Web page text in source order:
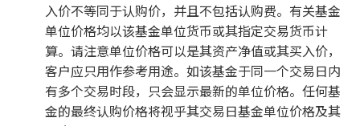
入价不等同于认购价，并且不包括认购费。有关基金
单位价格均以该基金单位货币或其指定交易货币计
算。请注意单位价格可以是其资产净值或其买入价，
客户应只用作参考用途。如该基金于同一个交易日内
有多个交易时段，只会显示最新的单位价格。任何基
金的最终认购价格将视乎其交易日基金单位价格及其